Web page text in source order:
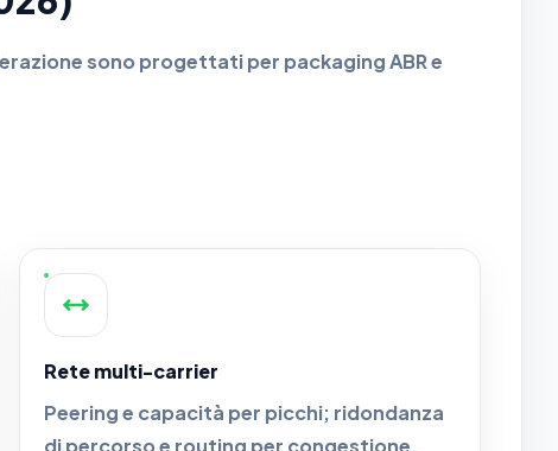
sono progettati per packaging ABR e
Rete multi-carrier
Peering e capacità per picchi; ridondanza
di percorso e routing per congestione.